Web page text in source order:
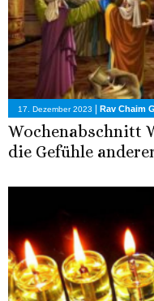
17. Dezember 2023 Rav Chaim
Wochenabschnitt
die Gefühle